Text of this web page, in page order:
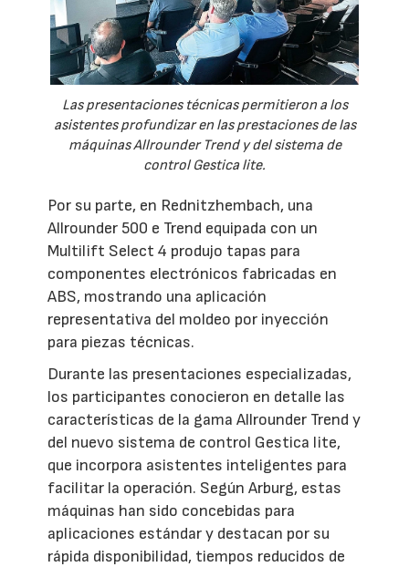
Las presentaciones técnicas permitieron a los
asistentes profundizar en las prestaciones de las
máquinas Allrounder Trend y del sistema de
control Gestica lite.
Por su parte, en Rednitzhembach, una
Allrounder 500 e Trend equipada con un
Multilift Select 4 produjo tapas para
componentes electrónicos fabricadas en
ABS, mostrando una aplicación
representativa del moldeo por inyección
para piezas técnicas.
Durante las presentaciones especializadas,
los participantes conocieron en detalle las
características de la gama Allrounder Trend y
del nuevo sistema de control Gestica lite,
que incorpora asistentes inteligentes para
facilitar la operación. Según Arburg, estas
máquinas han sido concebidas para
aplicaciones estándar y destacan por su
rápida disponibilidad, tiempos reducidos de